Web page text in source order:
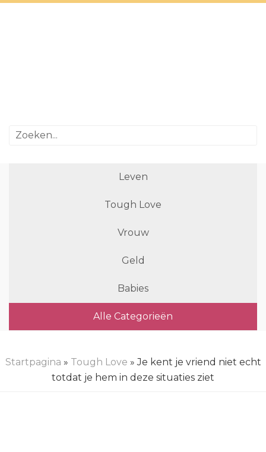
Leven
Tough Love
Vrouw
Geld
Babies
Alle Categorieën
Startpagina » Tough Love » Je kent je vriend niet echt
totdat je hem in deze situaties ziet